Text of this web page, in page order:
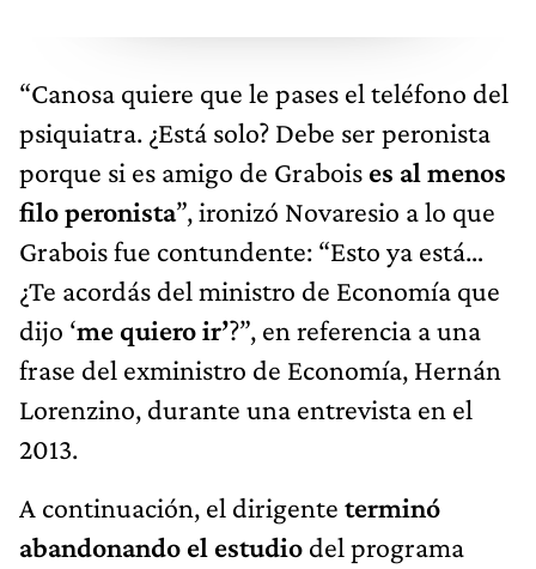
“Canosa quiere que le pases el teléfono del
psiquiatra. ¿Está solo? Debe ser peronista
porque si es amigo de Grabois es al menos
filo peronista”, ironizó Novaresio a lo que
Grabois fue contundente: “Esto ya está…
¿Te acordás del ministro de Economía que
dijo ‘me quiero ir’?”, en referencia a una
frase del exministro de Economía, Hernán
Lorenzino, durante una entrevista en el
2013.
A continuación, el dirigente terminó
abandonando el estudio del programa